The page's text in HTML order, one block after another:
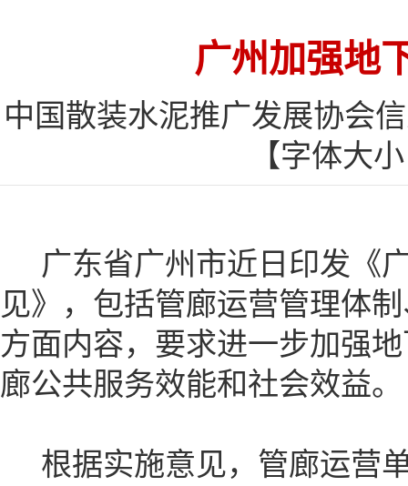
广州加强地
中国散装水泥推广发展协会
【字体大
广东省广州市近日印发《
见》，包括管廊运营管理体
方面内容，要求进一步加强
廊公共服务效能和社会效益。
根据实施意见，管廊运营